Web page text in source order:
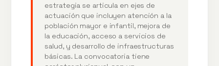
estrategia se articula en ejes de
actuación que incluyen atención a la
población mayor e infantil, mejora de
la educación, acceso a servicios de
salud, y desarrollo de infraestructuras
básicas. La convocatoria tiene